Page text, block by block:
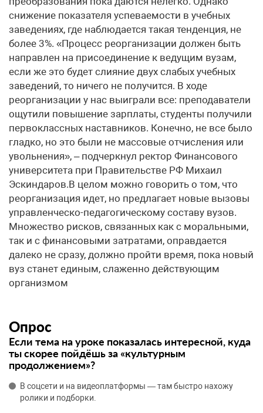
снижение показателя успеваемости в учебных
заведениях, где наблюдается такая тенденция, не
более 3%. «Процесс реорганизации должен быть
направлен на присоединение к ведущим вузам,
если же это будет слияние двух слабых учебных
заведений, то ничего не получится. В ходе
реорганизации у нас выиграли все: преподаватели
ощутили повышение зарплаты, студенты получили
первоклассных наставников. Конечно, не все было
гладко, но это были не массовые отчисления или
увольнения», – подчеркнул ректор Финансового
университета при Правительстве РФ Михаил
Эскиндаров.В целом можно говорить о том, что
реорганизация идет, но предлагает новые вызовы
управленческо-педагогическому составу вузов.
Множество рисков, связанных как с моральными,
так и с финансовыми затратами, оправдается
далеко не сразу, должно пройти время, пока новый
вуз станет единым, слаженно действующим
организмом
Опрос
Если тема на уроке показалась интересной, куда
ты скорее пойдёшь за «культурным
продолжением»?
В соцсети и на видеоплатформы — там быстро нахожу
ролики и подборки.